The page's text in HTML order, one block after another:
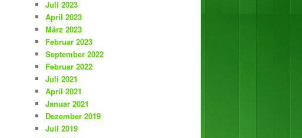
Juli 2023
April 2023
März 2023
Februar 2023
September 2022
Februar 2022
Juli 2021
April 2021
Januar 2021
Dezember 2019
Juli 2019